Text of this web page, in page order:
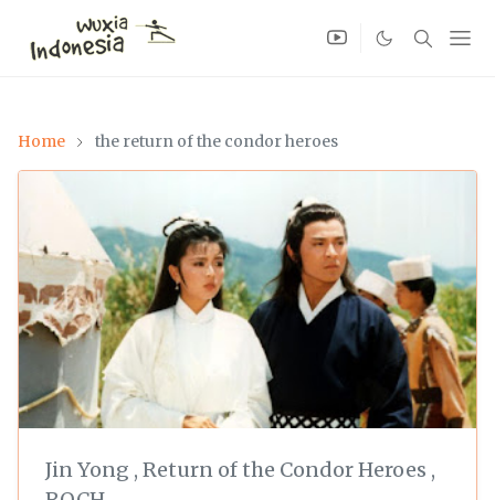
Home the return of the condor heroes
Jin Yong , Return of the Condor Heroes ,